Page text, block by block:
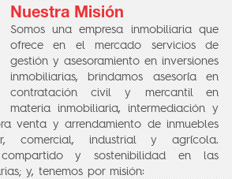
Nuestra Misión
Somos una empresa inmobiliaria que
ofrece en el mercado servicios de
gestión y asesoramiento en inversiones
inmobiliarias, brindamos asesoría en
contratación civil y mercantil en
materia inmobiliaria, intermediación y
venta y arrendamiento de inmuebles
comercial, industrial y agrícola.
y sostenibilidad en las
y, tenemos por misión: